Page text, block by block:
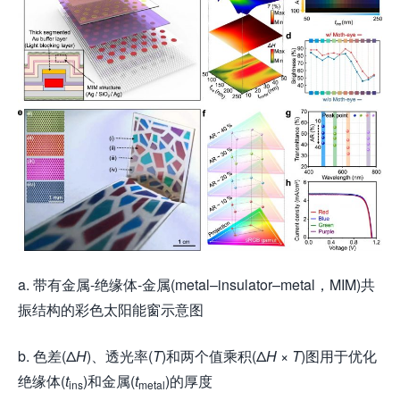
a. 带有金属-绝缘体-金属(metal–insulator–metal，MIM)共
振结构的彩色太阳能窗示意图
b. 色差(ΔH)、透光率(T)和两个值乘积(ΔH × T)图用于优化
绝缘体(tins)和金属(tmetal)的厚度